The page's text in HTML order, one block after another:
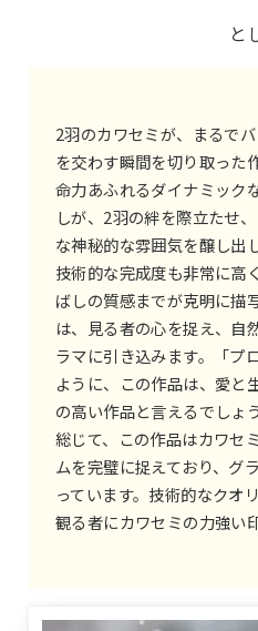
と
2羽のカワセミが、まるで
を交わす瞬間を切り取った
命力あふれるダイナミック
しが、2羽の絆を際立たせ
な神秘的な雰囲気を醸し出
技術的な完成度も非常に高
ばしの質感までが克明に描
は、見る者の心を捉え、自
ラマに引き込みます。「プ
ように、この作品は、愛と
の高い作品と言えるでしょう
総じて、この作品はカワセ
ムを完璧に捉えており、グ
っています。技術的なクオ
観る者にカワセミの力強い